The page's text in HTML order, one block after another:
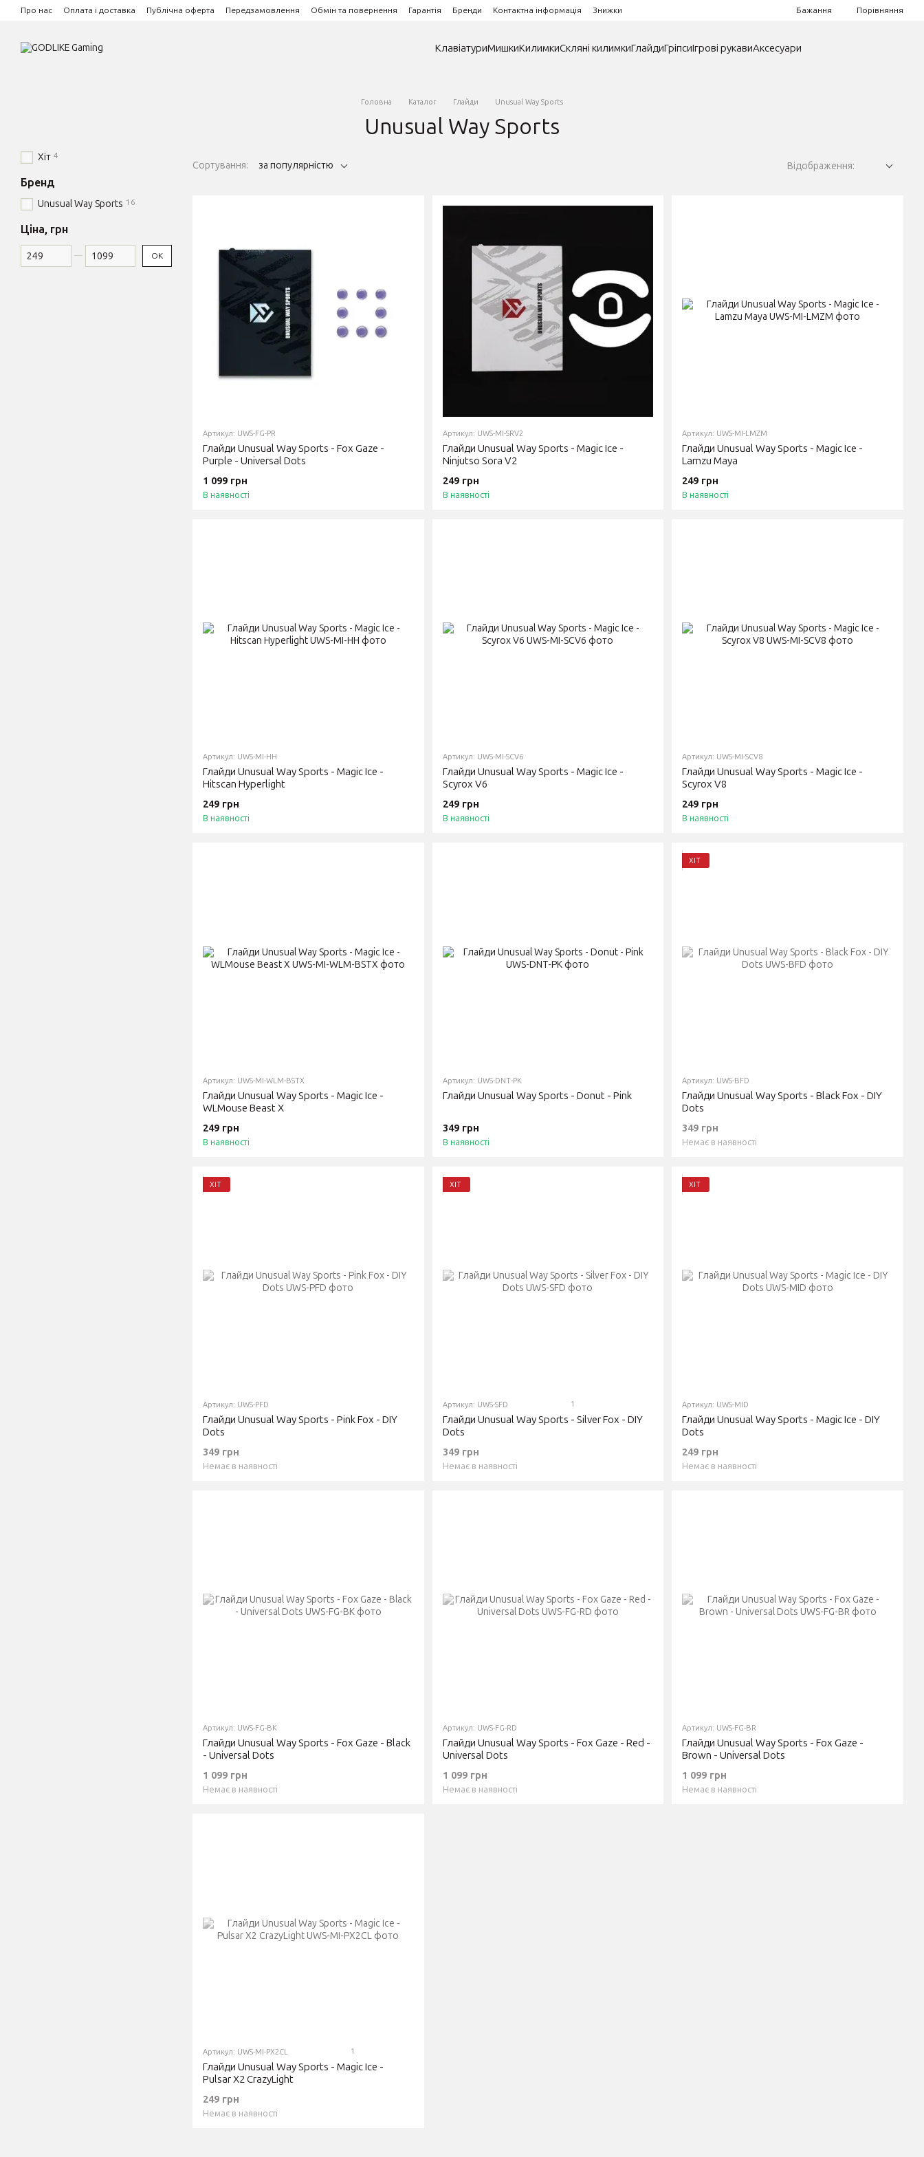
Перейти до основного контенту
Про нас Оплата і доставка Публічна оферта Передзамовлення Обмін та повернення Гарантія Бренди Контактна інформація Знижки Бажання Порівняння
КлавіатуриМишкиКилимкиСкляні килимкиГлайдиГріпсиІгрові рукавиАксесуари
Головна Каталог Глайди Unusual Way Sports
Unusual Way Sports
Сортування: за популярністю Відображення:
Артикул: UWS-FG-PR
Глайди Unusual Way Sports - Fox Gaze -
Purple - Universal Dots
1 099 грн
В наявності
Артикул: UWS-MI-SRV2
Глайди Unusual Way Sports - Magic Ice -
Ninjutso Sora V2
249 грн
В наявності
Артикул: UWS-MI-LMZM
Глайди Unusual Way Sports - Magic Ice -
Lamzu Maya
249 грн
В наявності
Артикул: UWS-MI-HH
Глайди Unusual Way Sports - Magic Ice -
Hitscan Hyperlight
249 грн
В наявності
Артикул: UWS-MI-SCV6
Глайди Unusual Way Sports - Magic Ice -
Scyrox V6
249 грн
В наявності
Артикул: UWS-MI-SCV8
Глайди Unusual Way Sports - Magic Ice -
Scyrox V8
249 грн
В наявності
Артикул: UWS-MI-WLM-BSTX
Глайди Unusual Way Sports - Magic Ice -
WLMouse Beast X
249 грн
В наявності
Артикул: UWS-DNT-PK
Глайди Unusual Way Sports - Donut - Pink
349 грн
В наявності
ХІТ
Артикул: UWS-BFD
Глайди Unusual Way Sports - Black Fox - DIY
Dots
349 грн
Немає в наявності
ХІТ
Артикул: UWS-PFD
Глайди Unusual Way Sports - Pink Fox - DIY
Dots
349 грн
Немає в наявності
ХІТ
Артикул: UWS-SFD 1
Глайди Unusual Way Sports - Silver Fox - DIY
Dots
349 грн
Немає в наявності
ХІТ
Артикул: UWS-MID
Глайди Unusual Way Sports - Magic Ice - DIY
Dots
249 грн
Немає в наявності
Артикул: UWS-FG-BK
Глайди Unusual Way Sports - Fox Gaze - Black
- Universal Dots
1 099 грн
Немає в наявності
Артикул: UWS-FG-RD
Глайди Unusual Way Sports - Fox Gaze - Red -
Universal Dots
1 099 грн
Немає в наявності
Артикул: UWS-FG-BR
Глайди Unusual Way Sports - Fox Gaze -
Brown - Universal Dots
1 099 грн
Немає в наявності
Артикул: UWS-MI-PX2CL 1
Глайди Unusual Way Sports - Magic Ice -
Pulsar X2 CrazyLight
249 грн
Немає в наявності
Хіт 4
Бренд
Unusual Way Sports 16
Ціна, грн
Від Ціна, грн
До Ціна, грн ОК